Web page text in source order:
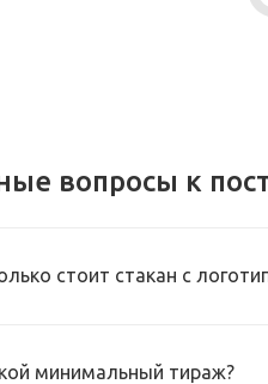
вопросы к
стоит стакан с
минимальный тираж?